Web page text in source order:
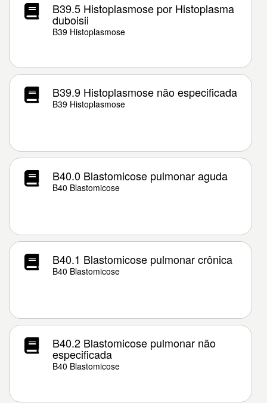
B39.5 Histoplasmose por Histoplasma
duboisii
B39 Histoplasmose
B39.9 Histoplasmose não especificada
B39 Histoplasmose
B40.0 Blastomicose pulmonar aguda
B40 Blastomicose
B40.1 Blastomicose pulmonar crônica
B40 Blastomicose
B40.2 Blastomicose pulmonar não
especificada
B40 Blastomicose